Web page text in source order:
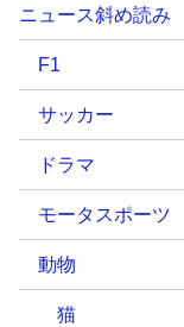
ニュース斜め読み
F1
サッカー
ドラマ
モータスポーツ
動物
猫